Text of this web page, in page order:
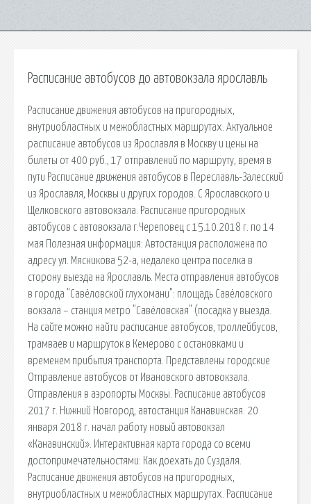
Расписание автобусов до автовокзала ярославль
Расписание движения автобусов на пригородных,
внутриобластных и межобластных маршрутах. Актуальное
расписание автобусов из Ярославля в Москву и цены на
билеты от 400 руб., 17 отправлений по маршруту, время в
пути Расписание движения автобусов в Переславль-Залесский
из Ярославля, Москвы и других городов. С Ярославского и
Щелковского автовокзала. Расписание пригородных
автобусов с автовокзала г.Череповец c 15.10.2018 г. по 14
мая Полезная информация: Автостанция расположена по
адресу ул. Мясникова 52-а, недалеко центра поселка в
сторону выезда на Ярославль. Места отправления автобусов
в города "Савёловской глухомани": площадь Савёловского
вокзала – станция метро "Савёловская" (посадка у выезда.
На сайте можно найти расписание автобусов, троллейбусов,
трамваев и маршруток в Кемерово с остановками и
временем прибытия транспорта. Представлены городские
Отправление автобусов от Ивановского автовокзала.
Отправления в аэропорты Москвы. Расписание автобусов
2017 г. Нижний Новгород, автостанция Канавинская. 20
января 2018 г. начал работу новый автовокзал
«Канавинский». Интерактивная карта города со всеми
достопримечательностями: Как доехать до Суздаля.
Расписание движения автобусов на пригородных,
внутриобластных и межобластных маршрутах. Расписание